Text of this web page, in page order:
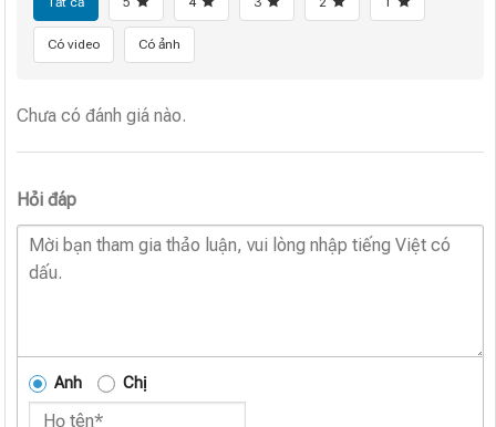
Có video Có ảnh
Chưa có đánh giá nào.
Hỏi đáp
Anh Chị